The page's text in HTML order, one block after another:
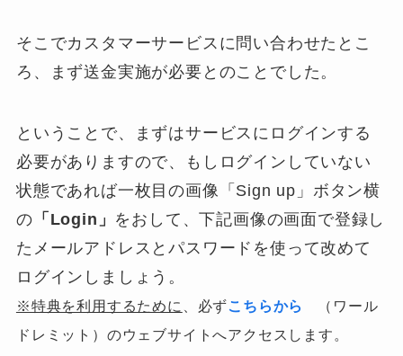
そこでカスタマーサービスに問い合わせたとこ
ろ、まず送金実施が必要とのことでした。
ということで、まずはサービスにログインする
必要がありますので、もしログインしていない
状態であれば一枚目の画像「Sign up」ボタン横
の 「Login」 をおして、下記画像の画面で登録し
たメールアドレスとパスワードを使って改めて
ログインしましょう。
※特典を利用するために 、必ずこちらから
（ワール
ドレミット）のウェブサイトへアクセスします。